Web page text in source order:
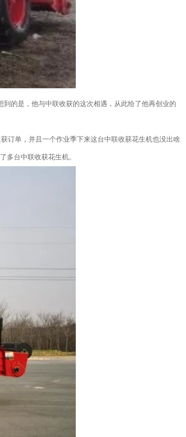
的是，他与中联收获的这次相遇，从此给了他再创业的
订单，并且一个作业季下来这台中联收获花生机也没出啥
多台中联收获花生机。